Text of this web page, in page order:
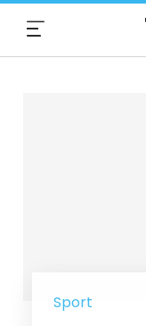
Sport